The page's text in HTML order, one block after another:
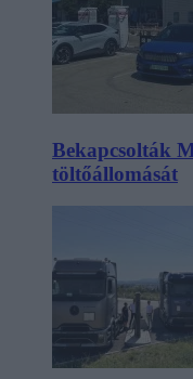
Bekapcsolták
töltőállomását